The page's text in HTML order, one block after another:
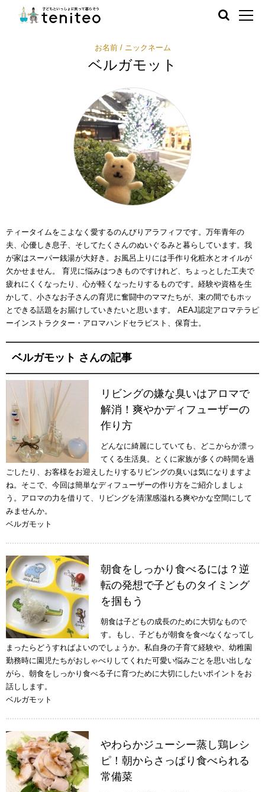
お名前 / ニックネーム
ベルガモット
ティータイムをこよなく愛するのんびりアラフィフです。万年青年の
夫、心優しき息子、そしてたくさんのぬいぐるみと暮らしています。我
が家はスーパー銭湯が大好き。お風呂上りには手作り化粧水とオイルが
欠かせません。 育児に悩みはつきものですけれど、ちょっとした工夫で
疲れにくくなったり、心が軽くなったりするものです。経験や資格を生
かして、小さなお子さんの育児に奮闘中のママたちが、束の間でもホッ
とできる話題をお届けしていきたいと思います。 AEAJ認定アロマテラピ
ーインストラクター・アロマハンドセラピスト、保育士。
ベルガモット さんの記事
リビングの嫌な臭いはアロマで
解消！爽やかディフューザーの
作り方
どんなに綺麗にしていても、どこからか漂っ
てくる生活臭。とくに家族が多くの時間を過
ごしたり、お客様をお迎えしたりするリビングの臭いは気になりますよ
ね。そこで、今回は簡単なディフューザーの作り方をご紹介しましょ
う。アロマの力を借りて、リビングを清潔感溢れる爽やかな空間にして
みませんか。
ベルガモット
朝食をしっかり食べるには？逆
転の発想で子どものタイミング
を掴もう
朝食は子どもの成長のために大切なもので
す。もし、子どもが朝食を食べなくなってし
まったらどうすればよいのでしょうか。私自身の子育て経験や、幼稚園
勤務時に園児たちがおしゃべりしてくれた可愛い悩みごとを思い出しな
がら、朝食をしっかり食べる子に育つために大切にしたいポイントをお
話しします。
ベルガモット
やわらかジューシー蒸し鶏レシ
ピ！朝からさっぱり食べられる
常備菜